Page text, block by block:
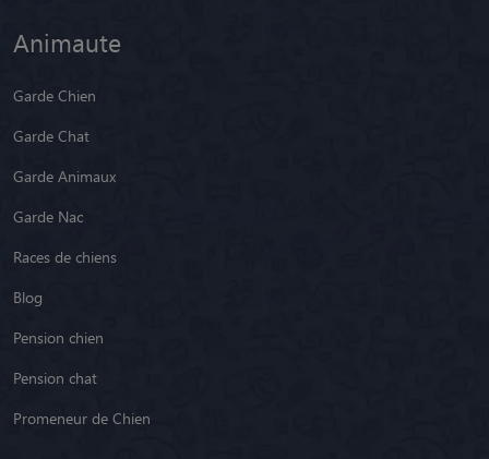
Animaute
Garde Chien
Garde Chat
Garde Animaux
Garde Nac
Races de chiens
Blog
Pension chien
Pension chat
Promeneur de Chien